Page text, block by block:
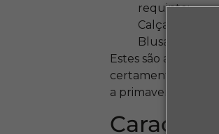
requinte;
Calças com
Blusas que
Estes são apenas
certamente este é
a primavera, que